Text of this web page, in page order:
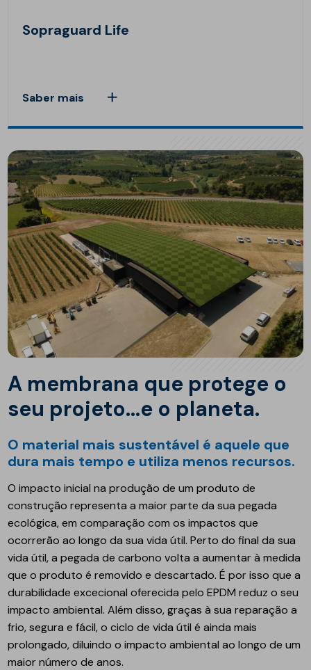
Sopraguard Life
Saber mais
A membrana que protege o
seu projeto...e o planeta.
O material mais sustentável é aquele que
dura mais tempo e utiliza menos recursos.
O impacto inicial na produção de um produto de
construção representa a maior parte da sua pegada
ecológica, em comparação com os impactos que
ocorrerão ao longo da sua vida útil. Perto do final da sua
vida útil, a pegada de carbono volta a aumentar à medida
que o produto é removido e descartado. É por isso que a
durabilidade excecional oferecida pelo EPDM reduz o seu
impacto ambiental. Além disso, graças à sua reparação a
frio, segura e fácil, o ciclo de vida útil é ainda mais
prolongado, diluindo o impacto ambiental ao longo de um
maior número de anos.